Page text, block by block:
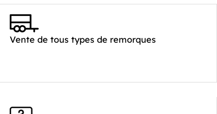
Vente de tous types de remorques